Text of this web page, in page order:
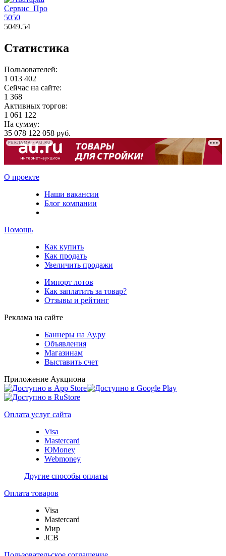
Сервис_Про
5050
5049.54
Статистика
Пользователей:
1 013 402
Сейчас на сайте:
1 368
Активных торгов:
1 061 122
На сумму:
35 078 122 058 руб.
РЕКЛАМА • AU.RU
О проекте
Наши вакансии
Блог компании
Помощь
Как купить
Как продать
Увеличить продажи
Импорт лотов
Как заплатить за товар?
Отзывы и рейтинг
Реклама на сайте
Баннеры на Ау.ру
Объявления
Магазинам
Выставить счет
Приложение Аукциона
Оплата услуг сайта
Visa
Mastercard
ЮMoney
Webmoney
Другие способы оплаты
Оплата товаров
Visa
Mastercard
Мир
JCB